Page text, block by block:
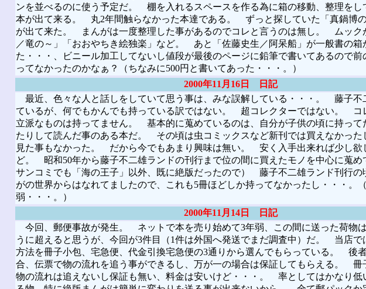
ンを並べるのに使う予定だ。 棚を入れるスペースを作る為に箱の移動、整理をし
本が出て来る。 丸2年間触らなかった本達である。 ずっと探していた「真鍋博の
が出て来た。 まんがは一度整理した事があるのでコレと言うのは無し。 ムック
／竜の～」「おおやちき絵独楽」など。 あと「佐藤史生／阿呆船」が一般書の箱
た・・・、ビニール加工してないし値段が最後のページに鉛筆で書いてあるので前
ってなかったのかなぁ？（ちなみに500円と書いてあった・・・。）
2000年11月16日 日記
最近、色々な人と話しをしていて思う事は、みな誤解している・・・。 藤子不
ているが、何でもかんでも持っている訳ではない。 超コレクターではない。 コ
立派なものは持ってません。 基本的に蒐めているのは、自分が子供の頃に持って
たりして読んだ事のある本だ。 その頃は虫コミックスなど新刊では買えなかった
見た事もなかった。 だから今でもあまり興味は無い。 安く入手出来れば少し欲
ど。 昭和50年から藤子不二雄ランドの刊行まで位の間に買えたモノを中心に蒐め
サンコミでも「海の王子」以外、既に絶版だったので） 藤子不二雄ランド刊行の
がの世界からはなれてましたので、これも5冊ほどしか持ってなかったし・・・。
弱・・・。）
2000年11月14日 日記
今回、郵便事故が発生。 ネットで本を売り始めて3年弱、この間に送った荷物
うに超えると思うが、今回が3件目（1件は外国へ発送でまだ調査中）だ。 当店で
方法を冊子小包、宅急便、代金引換宅急便の3通りから選んでもらっている。 後
合、伝票で物の流れを追う事ができるし、万が一の場合は保証してもらえる。 冊
物の流れは追えないし保証も無い、料金は安いけど・・・。 率としてはかなり低